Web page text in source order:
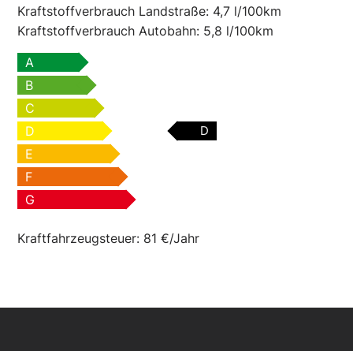
Kraftstoffverbrauch Landstraße: 4,7 l/100km
Kraftstoffverbrauch Autobahn: 5,8 l/100km
A
B
C
D
D
E
F
G
Kraftfahrzeugsteuer: 81 €/Jahr